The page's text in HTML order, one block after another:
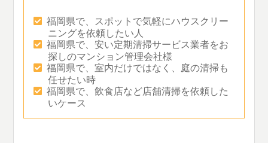
福岡県で、スポットで気軽にハウスクリー
ニングを依頼したい人
福岡県で、安い定期清掃サービス業者をお
探しのマンション管理会社様
福岡県で、室内だけではなく、庭の清掃も
任せたい時
福岡県で、飲食店など店舗清掃を依頼した
いケース